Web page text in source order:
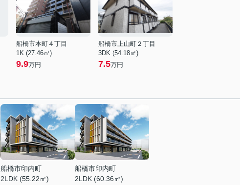
船橋市本町４丁目
1K (27.46㎡)
9.9万円
船橋市上山町２丁目
3DK (54.18㎡)
7.5万円
船橋市印内町
2LDK (55.22㎡)
船橋市印内町
2LDK (60.36㎡)